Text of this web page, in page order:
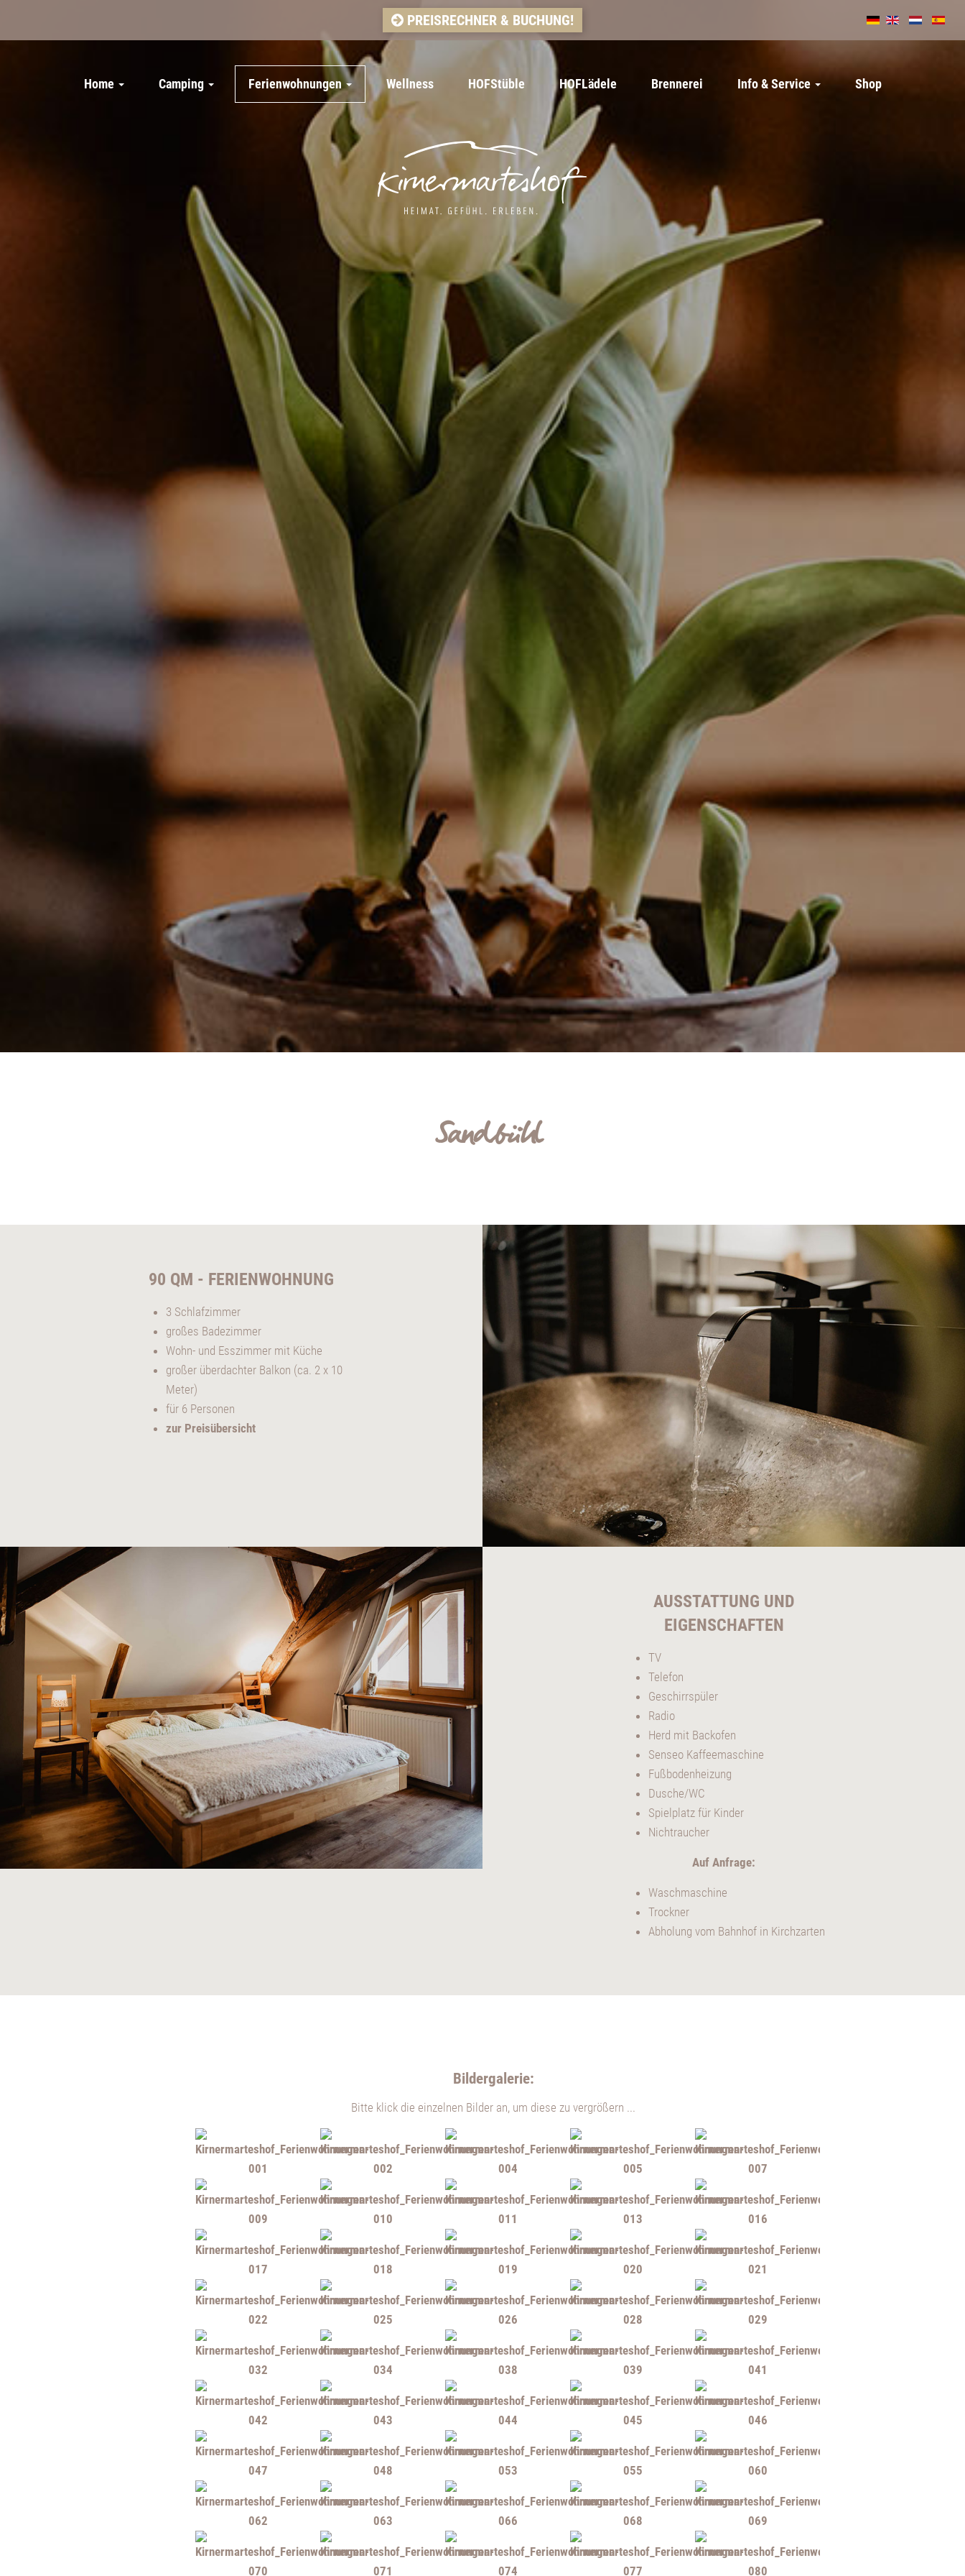
PREISRECHNER & BUCHUNG!
Home Camping Ferienwohnungen Wellness HOFStüble HOFLädele Brennerei Info & Service Shop
Sandbühl
90 QM - FERIENWOHNUNG
3 Schlafzimmer
großes Badezimmer
Wohn- und Esszimmer mit Küche
großer überdachter Balkon (ca. 2 x 10
Meter)
für 6 Personen
zur Preisübersicht
AUSSTATTUNG UND
EIGENSCHAFTEN
TV
Telefon
Geschirrspüler
Radio
Herd mit Backofen
Senseo Kaffeemaschine
Fußbodenheizung
Dusche/WC
Spielplatz für Kinder
Nichtraucher
Auf Anfrage:
Waschmaschine
Trockner
Abholung vom Bahnhof in Kirchzarten
Bildergalerie:
Bitte klick die einzelnen Bilder an, um diese zu vergrößern ...